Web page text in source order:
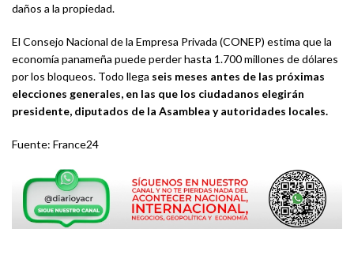
daños a la propiedad.
El Consejo Nacional de la Empresa Privada (CONEP) estima que la
economía panameña puede perder hasta 1.700 millones de dólares
por los bloqueos. Todo llega seis meses antes de las próximas
elecciones generales, en las que los ciudadanos elegirán
presidente, diputados de la Asamblea y autoridades locales.
Fuente: France24